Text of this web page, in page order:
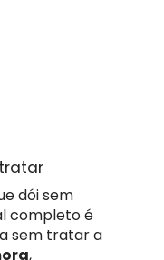
dói sem
completo é
sem tratar a
,